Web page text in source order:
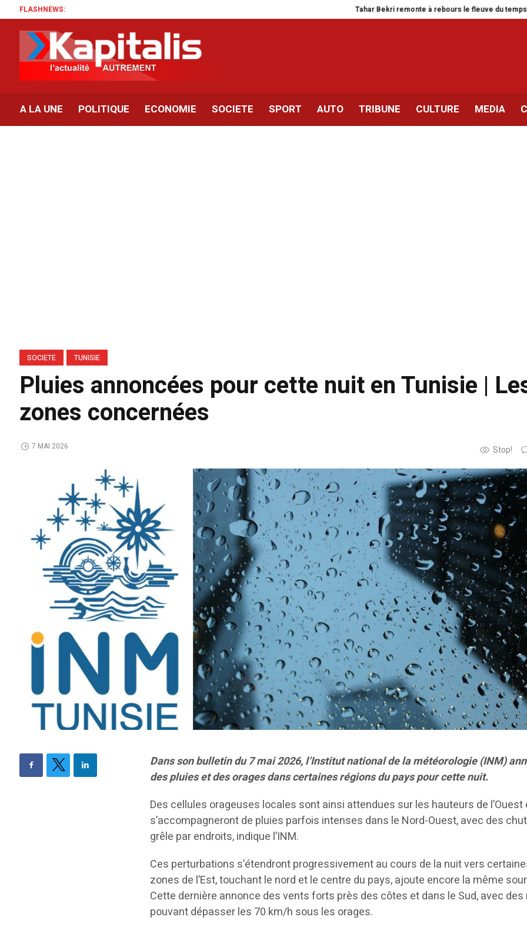
FLASHNEWS: Tahar Bekri remonte à rebours le fleuve du temps Monastir
A LA UNE POLITIQUE ECONOMIE SOCIETE SPORT AUTO TRIBUNE CULTURE MEDIA
SOCIETE TUNISIE
Pluies annoncées pour cette nuit en Tunisie |
zones concernées
Stop!
7 MAI 2026
Dans son bulletin du 7 mai 2026, l’Institut national de la météorologie (INM)
des pluies et des orages dans certaines régions du pays pour cette nuit.
Des cellules orageuses locales sont ainsi attendues sur les hauteurs de l’Ouest
s’accompagneront de pluies parfois intenses dans le Nord-Ouest, avec des
grêle par endroits, indique l’INM.
Ces perturbations s’étendront progressivement au cours de la nuit vers
zones de l’Est, touchant le nord et le centre du pays, ajoute encore la même
Cette dernière annonce des vents forts près des côtes et dans le Sud, avec
pouvant dépasser les 70 km/h sous les orages.